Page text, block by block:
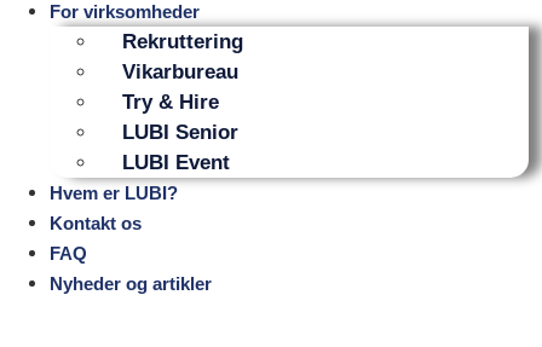
For virksomheder
Rekruttering
Vikarbureau
Try & Hire
LUBI Senior
LUBI Event
Hvem er LUBI?
Kontakt os
FAQ
Nyheder og artikler